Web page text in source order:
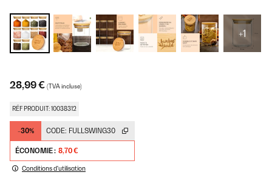
+1
28,99 € (TVA incluse)
RÉF PRODUIT: 10038312
-30% CODE: FULLSWING30
ÉCONOMIE : 8,70 €
Conditions d'utilisation